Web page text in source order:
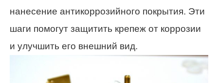
нанесение антикоррозийного покрытия. Эти
шаги помогут защитить крепеж от коррозии
и улучшить его внешний вид.